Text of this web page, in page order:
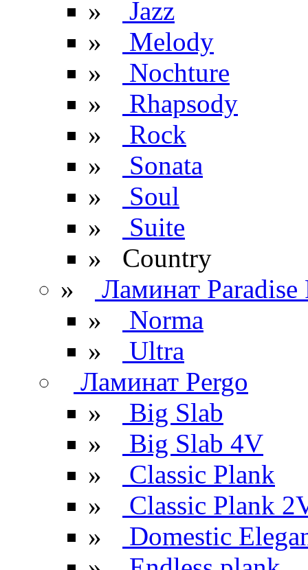
»
Jazz
»
Melody
»
Nochture
»
Rhapsody
»
Rock
»
Sonata
»
Soul
»
Suite
» Сountry
»
Ламинат Paradise
»
Norma
»
Ultra
Ламинат Pergo
»
Big Slab
»
Big Slab 4V
»
Classic Plank
»
Classic Plank
»
Domestic